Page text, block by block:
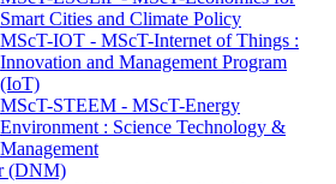
Smart Cities and Climate Policy
MScT-IOT - MScT-Internet of Things :
Innovation and Management Program
(IoT)
MScT-STEEM - MScT-Energy
Environment : Science Technology &
Management
(DNM)